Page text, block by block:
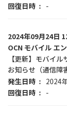
回復日時
-
2024年09月24日
OCN モバイル エ
【更新】モバイ
お知らせ（通信障
発生日時
2024
回復日時
-